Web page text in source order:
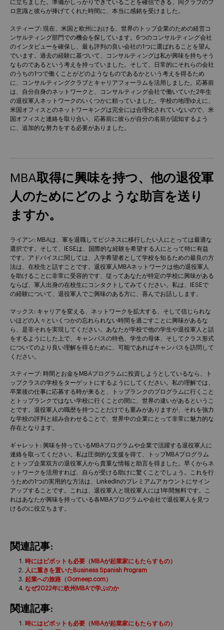
に立ちました。準備がしっかりできていることを確信できる、同クラブのプ
ロ意識と彼らが捧げてくれた時間に、本当に感銘を受けました。
スティーブ: 現在、米国と欧州における、世界のトップ企業のための経営コ
ンサルティング部門での機会を探しています。6つのコンサルティング会社
のインタビューを確保し、最も評判の良い会社の1つに選ばれることを望ん
でいます。過去の経験に基づいて、コンサルティングは私が興味を持ちそう
なものであるという考えを持っていました。そして、日常的にそれらの会社
のうちの1つで働くことがどのようなものであるかという考えを得るため
に、コンサルティングクラブとキャリアフォーラムを活用しました。応募前
は、自分自身のネットワークと、コンサルティング会社で働いていた2年生
の退役軍人ネットワークのいくつかに頼っていました。学校の地理ゆえに、
米国オフィスとのネットワーキングは完全には合理化されていないので、米
国オフィスと連絡を取り合い、応募前に彼らが自分の名前が認知するよう
に、追加的な努力をする必要がありました。
MBA取得に興味を持つ、他の退役軍
人のためにどのような助言を送り
ますか。
ライアン: MBAは、軍を退職してビジネスに移行したい人にとっては最適な
選択です。そして、IESEは、国際的な経験を希望する人にとって特に有益
です。アドバイスに関しては、入学希望者として学校を知るための最良の方
法は、在校生と話すことです。退役軍人MBAネットワークは他の退役軍人
を助けることに非常に受容的です、従ってあなたが特定の学校に興味がある
ならば、軍人出身の在校生にコンタクトしてみてください。私は、IESEで
の経験について、退役軍人でご興味のある方に、喜んでお話しします。
マックス: キャリアを変える、ネットワークを拡大する、そして信じられな
いほどの人々といくつかの忘れられない時間を過ごすことに興味があるな
ら、是非それを実現してください。あなたが学校で他の学生や退役軍人と話
をするようにした上で、キャンパスの特色、学生の母体、そしてクラス形式
についてのより良い理解を得るために、可能であればキャンパスを訪問して
ください。
スティーブ: 時間とお金をMBAプログラムに投資しようとしているなら、ト
ップクラスの学校をターゲットにするようにしてください。私の理解では、
卒業後の仕事に応募する時が来ると、トップランクのプログラムに行くこと
とトップランクではない学校に行くことの間に、世界の違いがあるというこ
とです。退役軍人の職歴を持つことだけでも重みがありますが、それを強力
な学校の評判と組み合わせることで、世界中の企業にとって非常に魅力的な
存在となります。
ギャレット: 興味を持っているMBAプログラムや企業で活躍する退役軍人に
連絡を取ってください。私は圧倒的な支援を得て、トップMBAプログラム
とトップ企業双方の退役軍人から貴重な情報と助言を得ました。早くからネ
ットワークを活用すれば、自らが受ける助けに驚くことでしょう。これを行
うための1つの実用的な方法は、LinkedInのプレミアムアカウントにサイン
アップすることです。これは、退役軍人と現役軍人には1年間無料です。こ
れはあなたが興味を持っている各MBAプログラムや会社で退役軍人を見つ
けるのに役立ちます。
関連記事:
時にはピボットも必要（MBAが起業家にもたらすもの）
人に重きを置いたBusiness Spanish Program
起業への旅路（Gomeep.com）
なぜ2022年に欧州MBAで学ぶのか
関連記事:
時にはピボットも必要（MBAが起業家にもたらすもの）